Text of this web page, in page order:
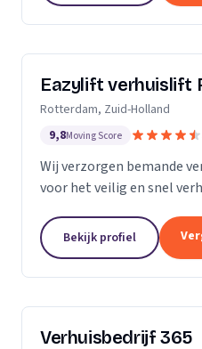
Eazylift verhuislift
Rotterdam, Zuid-Holland
9,8Moving Score
Wij verzorgen bemande
voor het veilig en snel
Bekijk profiel
Verhuisbedrijf 365